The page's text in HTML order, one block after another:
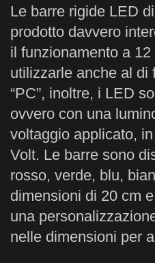
Le barre rigide LED
prodotto davvero
il funzionamento a
utilizzarle anche al di
“PC”, inoltre, i LED
ovvero con una
voltaggio applicato,
Volt. Le barre sono
rosso, verde, blu,
dimensioni di 20 cm
una
nelle dimensioni per